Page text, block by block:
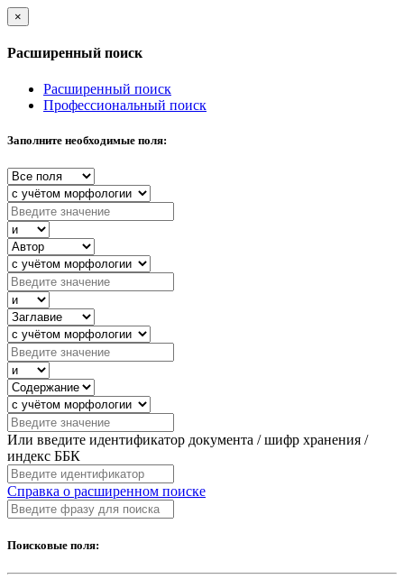
×
Расширенный поиск
Расширенный поиск
Профессиональный поиск
Заполните необходимые поля:
Или введите идентификатор документа / шифр хранения /
индекс ББК
Справка о расширенном поиске
Поисковые поля: